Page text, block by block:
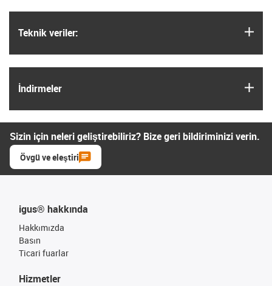
Teknik veriler:
İndirmeler
Sizin için neleri geliştirebiliriz? Bize geri bildiriminizi verin.
Övgü ve eleştiri
igus® hakkında
Hakkımızda
Basın
Ticari fuarlar
Hizmetler